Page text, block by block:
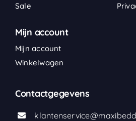
Sale
Mijn account
Mijn account
Winkelwagen
Contactgegevens